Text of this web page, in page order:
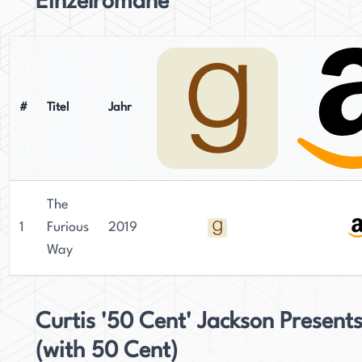
# Titel Jahr
1
The
Furious
Way
2019
Curtis '50 Cent' Jackson
(with 50 Cent)